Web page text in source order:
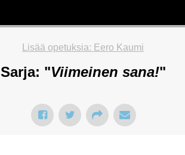
Lisää opetuksia: Eero Kaumi
Sarja: "Viimeinen sana!"